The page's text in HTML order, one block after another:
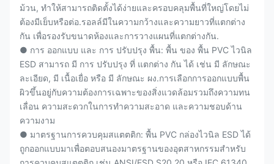
ม้วน, ทําให้สามารถติดตั้งได้ง่ายและครอบคลุมพื้นที่ใหญ่โดยไม่
ต้องมีเย็บหรือต่อ.รอลล์มีในความกว้างและความยาวที่แตกต่าง
กัน เพื่อรองรับขนาดห้องและการวางแผนที่แตกต่างกัน.
● การ ออกแบบ และ การ ปรับปรุง พื้น: พื้น ของ พื้น PVC ไวนิล
ESD สามารถ มี การ ปรับปรุง ที่ แตกต่าง กัน ได้ เช่น มี ลักษณะ
ละเอียด, มี เนื้อเยื่อ หรือ มี ลักษณะ ผง.การเลือกการออกแบบพื้น
ผิวขึ้นอยู่กับความต้องการเฉพาะของสิ่งแวดล้อมรวมถึงความทน
เลื่อน ความสะดวกในการทําความสะอาด และความชอบด้าน
ความงาม
● มาตรฐานการควบคุมสแตตติก: พื้น PVC กล่องไวนิล ESD ได้
ถูกออกแบบมาเพื่อตอบสนองมาตรฐานของอุตสาหกรรมสําหรับ